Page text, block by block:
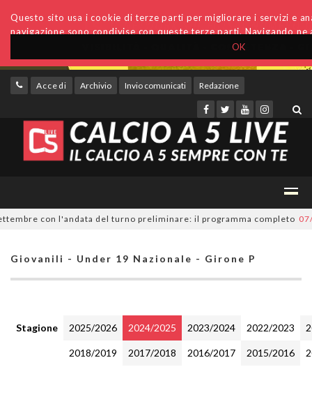
OK
Questo sito usa i cookie di terze parti per migliorare i servizi e
navigazione sono condivise con queste terze parti. Navigando
Accedi Archivio Invio comunicati Redazione
con l'andata del turno preliminare: il programma completo 07/08/
Giovanili - Under 19 Nazionale - Girone P
Stagione 2025/2026 2024/2025 2023/2024 2022/2023
2018/2019 2017/2018 2016/2017 2015/2016